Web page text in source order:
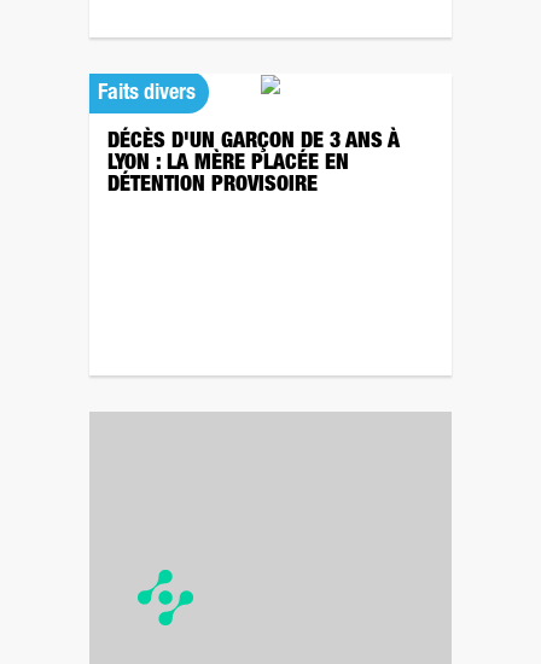
Faits divers
DÉCÈS D'UN GARÇON DE 3 ANS À
LYON : LA MÈRE PLACÉE EN
DÉTENTION PROVISOIRE